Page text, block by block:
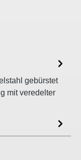
gebürstet
mit veredelter